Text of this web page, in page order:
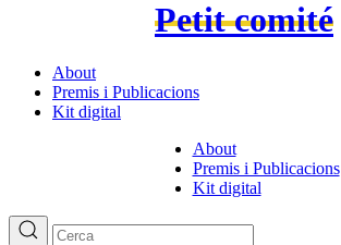
Petit comité
About
Premis i Publicacions
Kit digital
About
Premis i Publicacions
Kit digital